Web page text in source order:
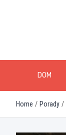
DOM
Home Porady